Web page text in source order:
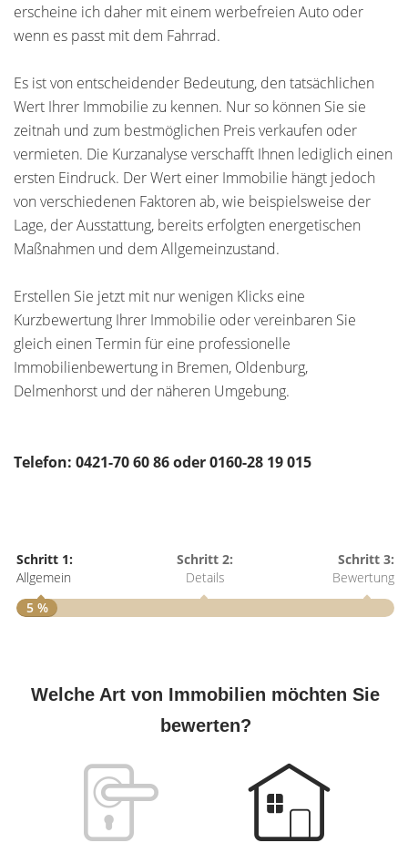
erscheine ich daher mit einem werbefreien Auto oder
wenn es passt mit dem Fahrrad.
Es ist von entscheidender Bedeutung, den tatsächlichen
Wert Ihrer Immobilie zu kennen. Nur so können Sie sie
zeitnah und zum bestmöglichen Preis verkaufen oder
vermieten. Die Kurzanalyse verschafft Ihnen lediglich einen
ersten Eindruck. Der Wert einer Immobilie hängt jedoch
von verschiedenen Faktoren ab, wie beispielsweise der
Lage, der Ausstattung, bereits erfolgten energetischen
Maßnahmen und dem Allgemeinzustand.
Erstellen Sie jetzt mit nur wenigen Klicks eine
Kurzbewertung Ihrer Immobilie oder vereinbaren Sie
gleich einen Termin für eine professionelle
Immobilienbewertung in Bremen, Oldenburg,
Delmenhorst und der näheren Umgebung.
Telefon: 0421-70 60 86 oder 0160-28 19 015
Schritt 1:
Allgemein
Schritt 2:
Details
Schritt 3:
Bewertung
5 %
Welche Art von Immobilien möchten Sie
bewerten?